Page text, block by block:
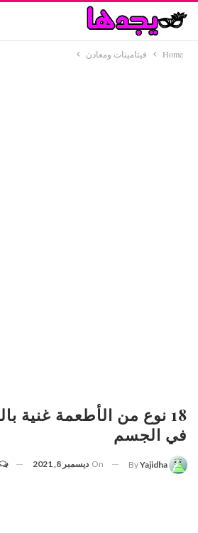
Home فيتامينات ومعادن
18 نوع من الأطعمة غنية
في الجسم
ByYajidha
On ديسمبر 8, 2021